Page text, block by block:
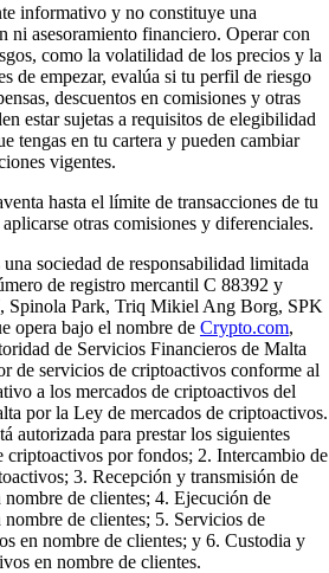
informativo y no constituye una
ni asesoramiento financiero. Operar con
como la volatilidad de los precios y la
de empezar, evalúa si tu perfil de riesgo
descuentos en comisiones y otras
estar sujetas a requisitos de elegibilidad
tengas en tu cartera y pueden cambiar
vigentes.
hasta el límite de transacciones de tu
otras comisiones y diferenciales.
sociedad de responsabilidad limitada
de registro mercantil C 88392 y
Spinola Park, Triq Mikiel Ang Borg, SPK
opera bajo el nombre de Crypto.com,
de Servicios Financieros de Malta
de servicios de criptoactivos conforme al
a los mercados de criptoactivos del
por la Ley de mercados de criptoactivos.
para prestar los siguientes
criptoactivos por fondos; 2. Intercambio de
3. Recepción y transmisión de
de clientes; 4. Ejecución de
de clientes; 5. Servicios de
en nombre de clientes; y 6. Custodia y
en nombre de clientes.